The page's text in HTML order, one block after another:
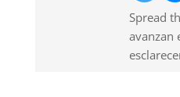
Spread
avanzan